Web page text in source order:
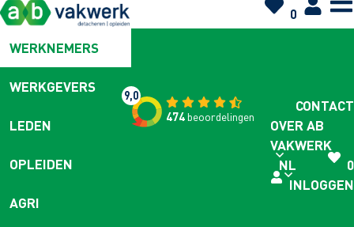
0
WERKNEMERS
WERKGEVERS
LEDEN
OPLEIDEN
AGRI
9,0
474beoordelingen
CONTACT
OVER AB
VAKWERK
NL
0
INLOGGEN